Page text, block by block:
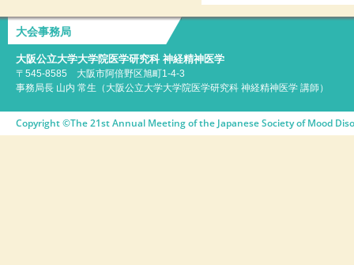
大会事務局
大阪公立大学大学院医学研究科 神経精神医学
〒545-8585 大阪市阿倍野区旭町1-4-3
事務局長 山内 常生（大阪公立大学大学院医学研究科 神経精神医学 講師）
Copyright ©The 21st Annual Meeting of the Japanese Society of Mood